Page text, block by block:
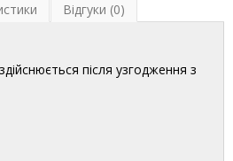
Відгуки (0)
після узгодження з